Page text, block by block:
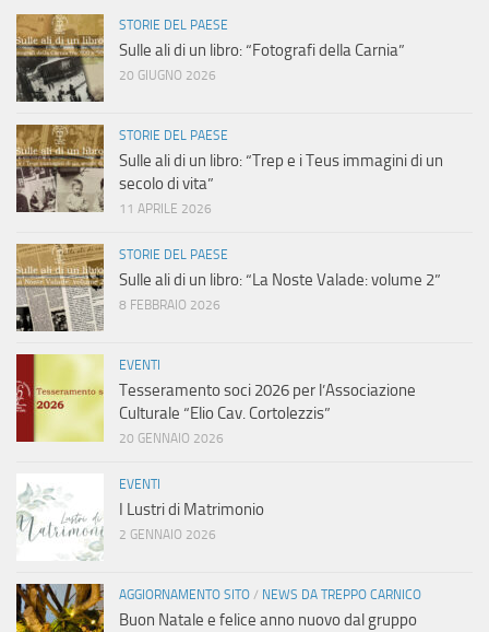
STORIE DEL PAESE
Sulle ali di un libro: “Fotografi della Carnia”
20 GIUGNO 2026
STORIE DEL PAESE
Sulle ali di un libro: “Trep e i Teus immagini di un
secolo di vita”
11 APRILE 2026
STORIE DEL PAESE
Sulle ali di un libro: “La Noste Valade: volume 2”
8 FEBBRAIO 2026
EVENTI
Tesseramento soci 2026 per l’Associazione
Culturale “Elio Cav. Cortolezzis”
20 GENNAIO 2026
EVENTI
I Lustri di Matrimonio
2 GENNAIO 2026
AGGIORNAMENTO SITO / NEWS DA TREPPO CARNICO
Buon Natale e felice anno nuovo dal gruppo